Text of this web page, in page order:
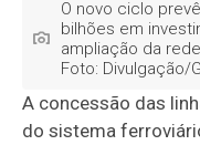
O novo ciclo
bilhões em
ampliação da
Foto: Divulgação/
A concessão das
do sistema